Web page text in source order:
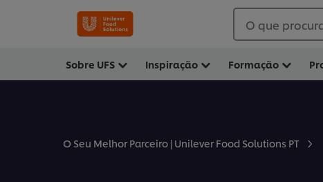
O que
Sobre UFS Inspiração Formação
O Seu Melhor Parceiro | Unilever Food Solutions PT